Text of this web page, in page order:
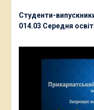
Студенти-
014.03 Середня